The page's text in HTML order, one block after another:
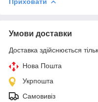
Умови доставки
Доставка здійснюється
Нова Пошта
Укрпошта
Самовивіз